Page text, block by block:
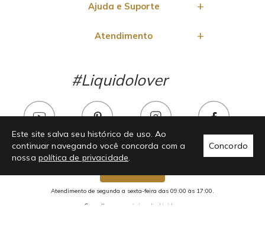
Este site salva seu histórico de uso. Ao
continuar navegando você concorda com a
nossa política de privacidade.
Concordo
Ajuda e Suporte
Atendimento
#Liquidolover
Atendimento de segunda a sexta-feira das 09:00 às 17:00.
Consulte nossa
página de dúvidas.